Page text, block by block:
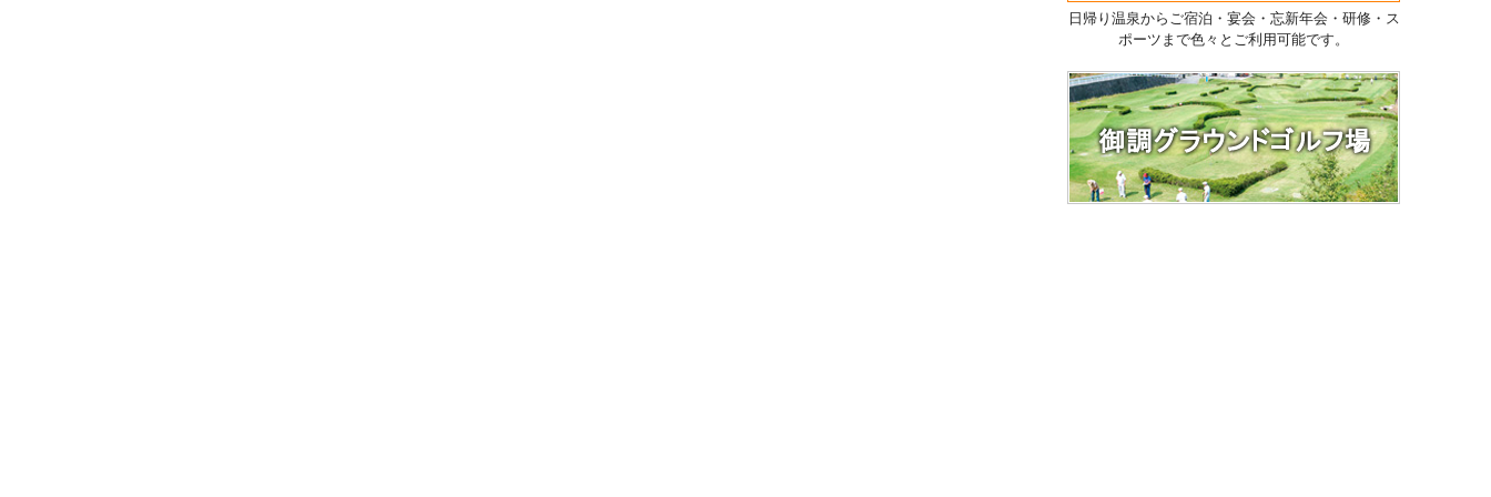
日帰り温泉からご宿泊・宴会・忘新年会・研修・ス
ポーツまで色々とご利用可能です。